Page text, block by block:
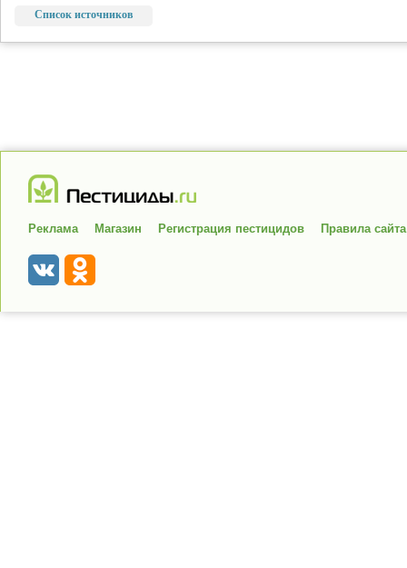
Список источников
Реклама Магазин Регистрация пестицидов Правила сайта